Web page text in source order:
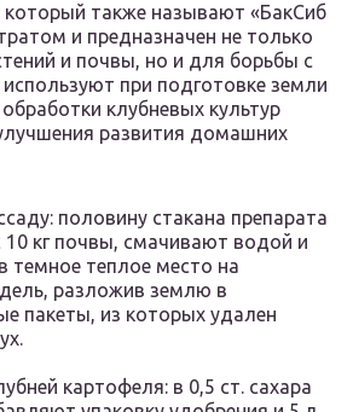
который также называют «БакСиб
и предназначен не только
и почвы, но и для борьбы с
при подготовке земли
клубневых культур
развития домашних
половину стакана препарата
кг почвы, смачивают водой и
темное теплое место на
разложив землю в
пакеты, из которых удален
картофеля: в 0,5 ст. сахара